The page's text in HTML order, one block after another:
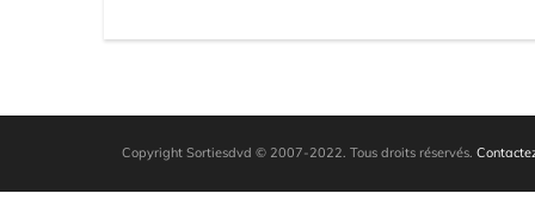
Copyright Sortiesdvd © 2007-2022. Tous droits réservés.